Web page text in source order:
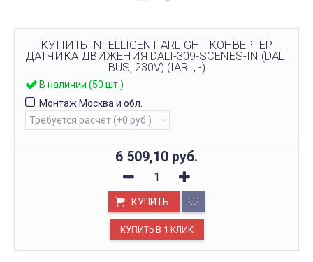
КУПИТЬ INTELLIGENT ARLIGHT КОНВЕРТЕР
ДАТЧИКА ДВИЖЕНИЯ DALI-309-SCENES-IN (DALI
BUS, 230V) (IARL, -)
В наличии (50 шт.)
Монтаж Москва и обл.
6 509,10 руб.
КУПИТЬ